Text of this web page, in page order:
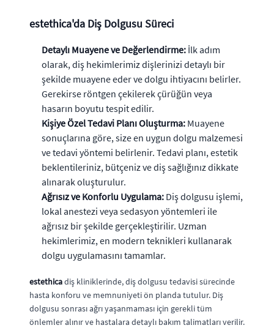
estethica'da Diş Dolgusu Süreci
Detaylı Muayene ve Değerlendirme: İlk adım
olarak, diş hekimlerimiz dişlerinizi detaylı bir
şekilde muayene eder ve dolgu ihtiyacını belirler.
Gerekirse röntgen çekilerek çürüğün veya
hasarın boyutu tespit edilir.
Kişiye Özel Tedavi Planı Oluşturma: Muayene
sonuçlarına göre, size en uygun dolgu malzemesi
ve tedavi yöntemi belirlenir. Tedavi planı, estetik
beklentileriniz, bütçeniz ve diş sağlığınız dikkate
alınarak oluşturulur.
Ağrısız ve Konforlu Uygulama: Diş dolgusu işlemi,
lokal anestezi veya sedasyon yöntemleri ile
ağrısız bir şekilde gerçekleştirilir. Uzman
hekimlerimiz, en modern teknikleri kullanarak
dolgu uygulamasını tamamlar.
estethicadiş kliniklerinde, diş dolgusu tedavisi sürecinde
hasta konforu ve memnuniyeti ön planda tutulur. Diş
dolgusu sonrası ağrı yaşanmaması için gerekli tüm
önlemler alınır ve hastalara detaylı bakım talimatları verilir.